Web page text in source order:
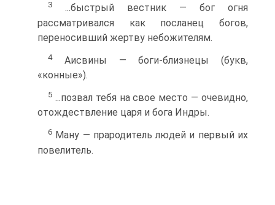
3
...быстрый вестник — бог огня
рассматривался как посланец богов,
перено­сивший жертву небожителям.
4Аисвины — боги-близнецы (букв,
«конные»).
5 ...позвал тебя на свое место — очевидно,
отождествление царя и бога Индры.
6 Ману — прародитель людей и первый их
повелитель.